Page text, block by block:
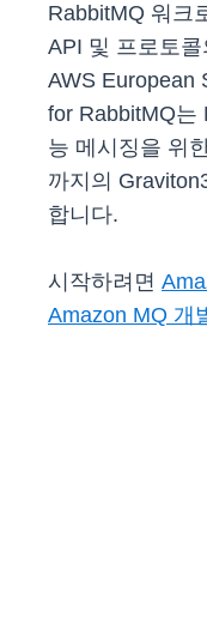
RabbitMQ 워크
API 및 프로토
AWS European
for RabbitMQ는
능 메시징을 위
까지의
합니다.
시작하려면
Amazon MQ 개